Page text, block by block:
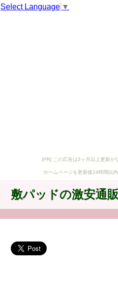
Select Language ▼
[PR] この広告は3ヶ月以上更新が
ホームページを更新後24時間以
敷パッドの激安通